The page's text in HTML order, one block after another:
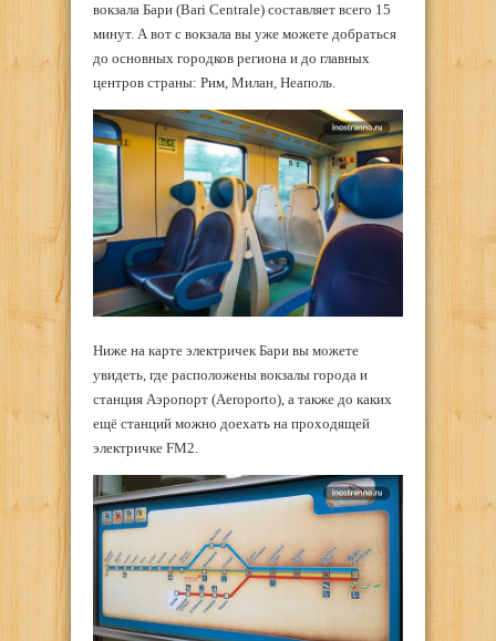
вокзала Бари (Bari Centrale) составляет всего 15
минут. А вот с вокзала вы уже можете добраться
до основных городков региона и до главных
центров страны: Рим, Милан, Неаполь.
Ниже на карте электричек Бари вы можете
увидеть, где расположены вокзалы города и
станция Аэропорт (Aeroporto), а также до каких
ещё станций можно доехать на проходящей
электричке FM2.